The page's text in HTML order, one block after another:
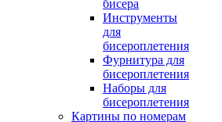
бисера
Инструменты
для
бисероплетения
Фурнитура для
бисероплетения
Наборы для
бисероплетения
Картины по номерам